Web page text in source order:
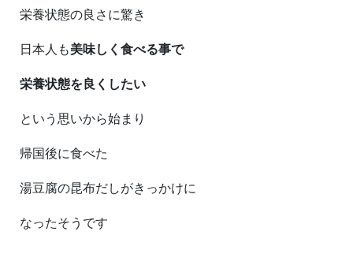
栄養状態の良さに驚き
日本人も美味しく食べる事で
栄養状態を良くしたい
という思いから始まり
帰国後に食べた
湯豆腐の昆布だしがきっかけに
なったそうです